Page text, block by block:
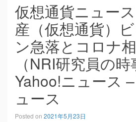
仮想通貨ニュー
産（仮想通貨）
ン急落とコロナ
（NRI研究員の
Yahoo!ニュース
ュース
Posted on 2021年5月23日